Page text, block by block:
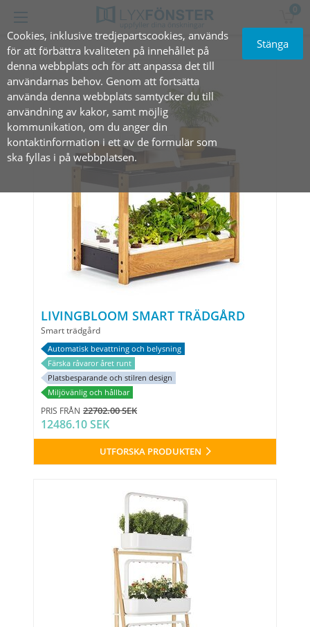
Cookies, inklusive tredjepartscookies, används
för att förbättra kvaliteten på innehållet på
denna webbplats och för att anpassa det till
användarnas behov. Genom att fortsätta
använda denna webbplats samtycker du till
användning av kakor, samt möjlig
kommunikation, om du anger din
kontaktinformation i ett av de formulär som
ska fyllas i på webbplatsen.
Stänga
0
LIVINGBLOOM SMART TRÄDGÅRD
Smart trädgård
Automatisk bevattning och belysning
Färska råvaror året runt
Platsbesparande och stilren design
Miljövänlig och hållbar
PRIS FRÅN 22702.00 SEK
12486.10 SEK
UTFORSKA PRODUKTEN